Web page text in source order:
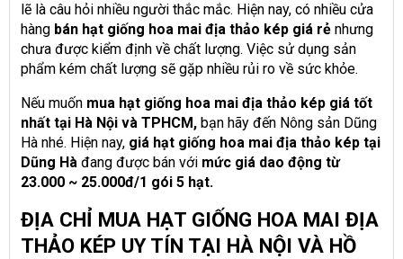
lẽ là câu hỏi nhiều người thắc mắc. Hiện nay, có nhiều cửa
hàng bán hạt giống hoa mai địa thảo kép giá rẻ nhưng
chưa được kiểm định về chất lượng. Việc sử dụng sản
phẩm kém chất lượng sẽ gặp nhiều rủi ro về sức khỏe.
Nếu muốn mua hạt giống hoa mai địa thảo kép giá tốt
nhất tại Hà Nội và TPHCM, bạn hãy đến Nông sản Dũng
Hà nhé. Hiện nay, giá hạt giống hoa mai địa thảo kép tại
Dũng Hà đang được bán với mức giá dao động từ
23.000 ~ 25.000đ/1 gói 5 hạt.
ĐỊA CHỈ MUA HẠT GIỐNG HOA MAI ĐỊA
THẢO KÉP UY TÍN TẠI HÀ NỘI VÀ HỒ